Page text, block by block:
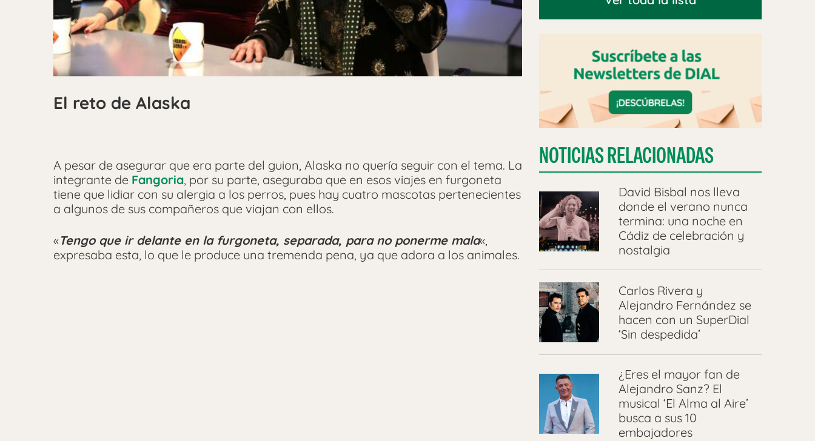
El reto de Alaska
A pesar de asegurar que era parte del guion, Alaska no quería seguir con el tema. La
integrante de Fangoria, por su parte, aseguraba que en esos viajes en furgoneta
tiene que lidiar con su alergia a los perros, pues hay cuatro mascotas pertenecientes
a algunos de sus compañeros que viajan con ellos.
«Tengo que ir delante en la furgoneta, separada, para no ponerme mala«,
expresaba esta, lo que le produce una tremenda pena, ya que adora a los animales.
NOTICIAS RELACIONADAS
David Bisbal nos lleva
donde el verano nunca
termina: una noche en
Cádiz de celebración y
nostalgia
Carlos Rivera y
Alejandro Fernández se
hacen con un SuperDial
‘Sin despedida’
¿Eres el mayor fan de
Alejandro Sanz? El
musical ‘El Alma al Aire’
busca a sus 10
embajadores